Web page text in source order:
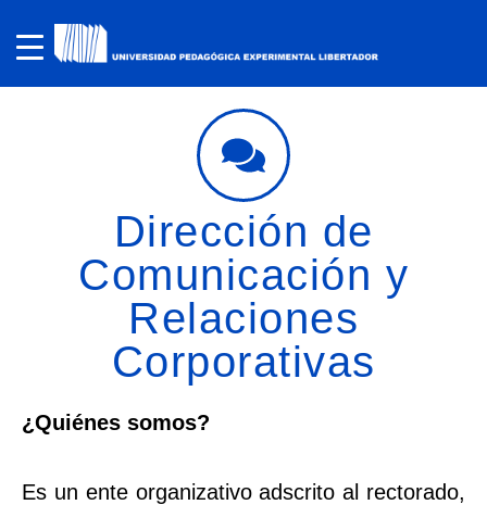
Dirección de
Comunicación y
Relaciones
Corporativas
¿Quiénes somos?
Es un ente organizativo adscrito al rectorado,